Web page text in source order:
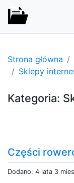
Strona główna
Sklepy
Kategoria:
Części
Dodano: 4 lata 3